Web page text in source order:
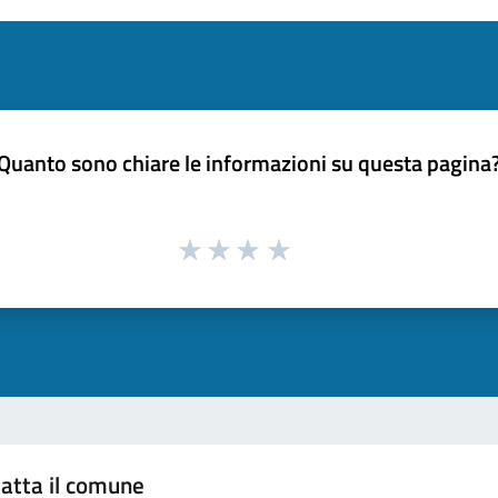
sono chiare le informazioni su questa
il comune